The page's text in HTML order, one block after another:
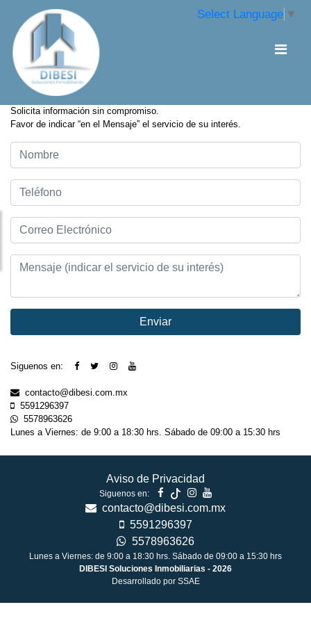
Select Language ▼
Solicita información sin compromiso.
Favor de indicar “en el Mensaje” el servicio de su interés.
Siguenos en:
contacto@dibesi.com.mx
5591296397
5578963626
Lunes a Viernes: de 9:00 a 18:30 hrs. Sábado de 09:00 a 15:30 hrs
Aviso de Privacidad
Siguenos en:
contacto@dibesi.com.mx
5591296397
5578963626
Lunes a Viernes: de 9:00 a 18:30 hrs. Sábado de 09:00 a 15:30 hrs
DIBESI Soluciones Inmobiliarias - 2026
Desarrollado por SSAE